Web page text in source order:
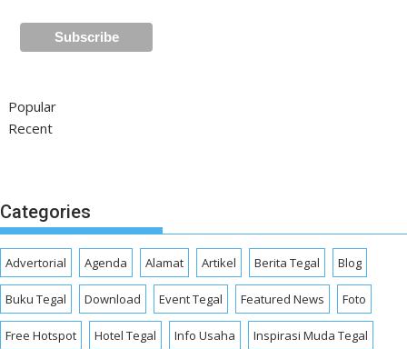
Popular
Recent
Categories
Advertorial Agenda Alamat Artikel Berita Tegal Blog
Buku Tegal Download Event Tegal Featured News Foto
Free Hotspot Hotel Tegal Info Usaha Inspirasi Muda Tegal